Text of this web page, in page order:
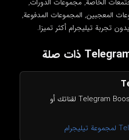
الخاصة, مجموعات الدورات,
المعجبين, المجموعات المدفوعة,
تجربة تيليجرام أكثر تميزا.
راجع الباقات واشتر Telegram Boosts لقناتك أو